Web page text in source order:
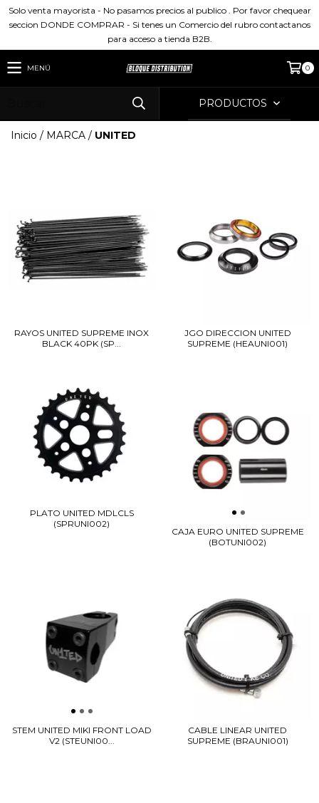
Solo venta mayorista - No pasamos precios al publico . Por favor chequear
seccion DONDE COMPRAR - Si tenes un Comercio del rubro contactanos
para acceso a tienda B2B.
MENÚ 0
PRODUCTOS
Inicio / MARCA / UNITED
RAYOS UNITED SUPREME INOX
BLACK 40PK (SP...
JGO DIRECCION UNITED
SUPREME (HEAUNI001)
PLATO UNITED MDLCLS
(SPRUNI002)
CAJA EURO UNITED SUPREME
(BOTUNI002)
STEM UNITED MIKI FRONT LOAD
V2 (STEUNI00...
CABLE LINEAR UNITED
SUPREME (BRAUNI001)